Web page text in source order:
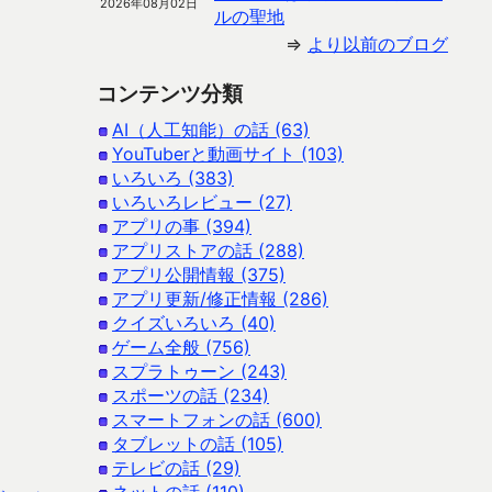
2026年08月02日
ルの聖地
⇒ より以前のブログ
コンテンツ分類
AI（人工知能）の話 (63)
YouTuberと動画サイト (103)
いろいろ (383)
いろいろレビュー (27)
アプリの事 (394)
アプリストアの話 (288)
アプリ公開情報 (375)
アプリ更新/修正情報 (286)
クイズいろいろ (40)
ゲーム全般 (756)
スプラトゥーン (243)
スポーツの話 (234)
スマートフォンの話 (600)
タブレットの話 (105)
テレビの話 (29)